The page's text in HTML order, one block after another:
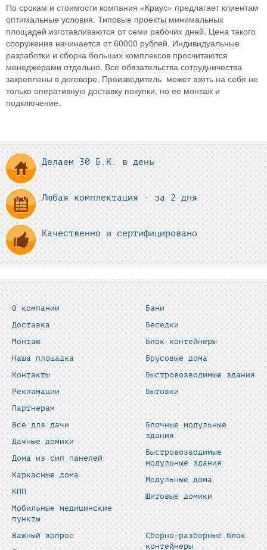
По срокам и стоимости компания «Краус» предлагает клиентам
оптимальные условия. Типовые проекты минимальных
площадей изготавливаются от семи рабочих дней. Цена такого
сооружения начинается от 60000 рублей. Индивидуальные
разработки и сборка больших комплексов просчитаются
менеджерами отдельно. Все обязательства сотрудничества
закреплены в договоре. Производитель может взять на себя не
только оперативную доставку покупки, но ее монтаж и
подключение.
Делаем 30 Б.К. в день
Любая комплектация - за 2 дня
Качественно и сертифицировано
О компании
Доставка
Монтаж
Наша площадка
Контакты
Рекламации
Партнерам
Бани
Беседки
Блок контейнеры
Брусовые дома
Быстровозводимые здания
Бытовки
Всё для дачи
Дачные домики
Дома из сип панелей
Каркасные дома
КПП
Мобильные медицинские
пункты
Блочные модульные
здания
Быстровозводимые
модульные здания
Модульные дома
Щитовые домики
Важный вопрос
Сборно-разборные блок
контейнеры